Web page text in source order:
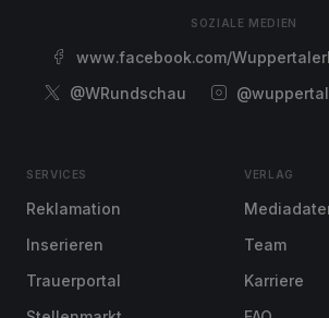
SOZIALE MEDIEN
www.facebook.com/
@WRundschau
SERVICES
Reklamation
Inserieren
Trauerportal
VERLAG
Team
Karriere